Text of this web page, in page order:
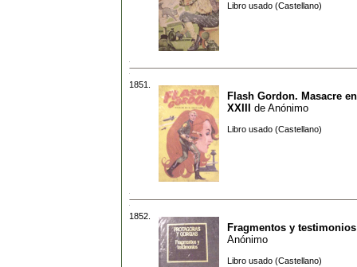
Libro usado (Castellano)
1851.
Flash Gordon. Masacre
XXIII
de Anónimo
Libro usado (Castellano)
1852.
Fragmentos y testimonios
Anónimo
Libro usado (Castellano)